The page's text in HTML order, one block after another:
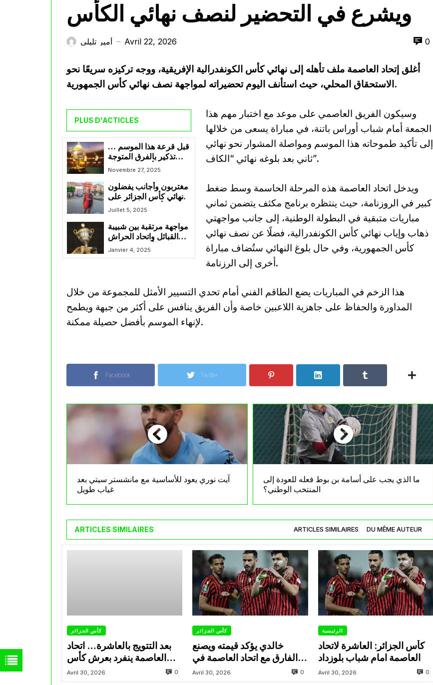
ويشرع في التحضير لنصف نهائي الكأس
أمير تليلي — Avril 22, 2026 0
أغلق إتحاد العاصمة ملف تأهله إلى نهائي كأس الكونفدرالية الإفريقية، ووجه تركيزه سريعًا نحو
الاستحقاق المحلي، حيث استأنف اليوم تحضيراته لمواجهة نصف نهائي كأس الجمهورية.
PLUS D'ACTICLES
قبل قرعة هذا الموسم …
تذكير بالفرق المتوجة
بكأس الجمهورية
Novembre 27, 2025
مغتربون وأجانب يفضلون
نهائي كأس الجزائر على
كأس العالم للأندية
Juillet 5, 2025
مواجهة مرتقبة بين شبيبة
القبائل واتحاد الحراش
ضمن كأس الجمهورية
تحمل أرقامًا متباينة
Janvier 4, 2025
وسيكون الفريق العاصمي على موعد مع اختبار مهم هذا
الجمعة أمام شباب أوراس باتنة، في مباراة يسعى من خلالها
إلى تأكيد طموحاته هذا الموسم ومواصلة المشوار نحو نهائي
ثاني بعد بلوغه نهائي “الكاف”.
ويدخل اتحاد العاصمة هذه المرحلة الحاسمة وسط ضغط
كبير في الروزنامة، حيث ينتظره برنامج مكثف يتضمن ثماني
مباريات متبقية في البطولة الوطنية، إلى جانب مواجهتي
ذهاب وإياب نهائي كأس الكونفدرالية، فضلًا عن نصف نهائي
كأس الجمهورية، وفي حال بلوغ النهائي ستُضاف مباراة
أخرى إلى الرزنامة.
هذا الزخم في المباريات يضع الطاقم الفني أمام تحدي التسيير الأمثل للمجموعة من خلال
المداورة والحفاظ على جاهزية اللاعبين خاصة وأن الفريق ينافس على أكثر من جبهة ويطمح
لإنهاء الموسم بأفضل حصيلة ممكنة.
Facebook Twitter
آيت نوري يعود للأساسية مع مانشستر سيتي بعد
غياب طويل
ما الذي يجب على أسامة بن بوط فعله للعودة إلى
المنتخب الوطني؟
ARTICLES SIMILAIRES ARTICLES SIMILAIRES DU MÊME AUTEUR
كأس الجزائر
بعد التتويج بالعاشرة… اتحاد
العاصمة ينفرد بعرش كأس
الجزائر
Avril 30, 2026 0
كأس الجزائر
خالدي يؤكد قيمته ويصنع
الفارق مع اتحاد العاصمة في
المباريات الحاسمة
Avril 30, 2026 0
الرئيسية
كأس الجزائر: العاشرة لاتحاد
العاصمة امام شباب بلوزداد
Avril 30, 2026 0